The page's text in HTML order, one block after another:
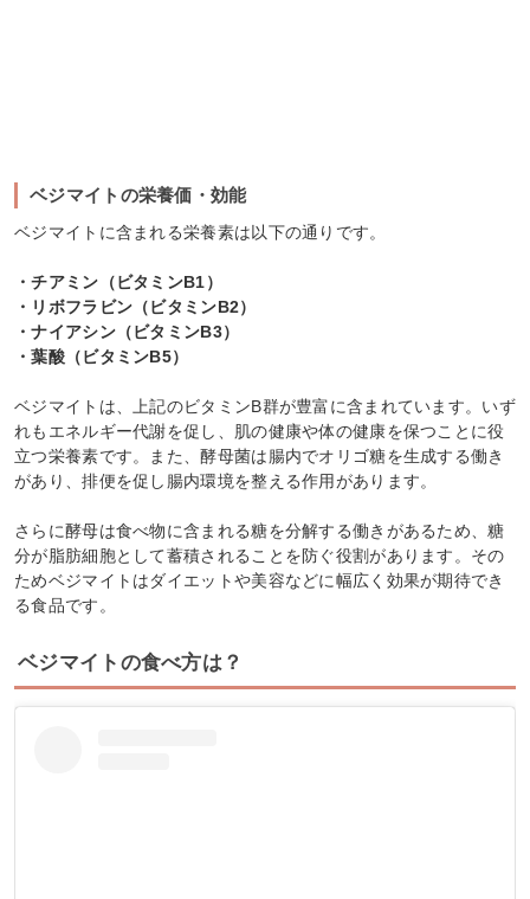
ベジマイトの栄養価・効能
ベジマイトに含まれる栄養素は以下の通りです。
・チアミン（ビタミンB1）
・リボフラビン（ビタミンB2）
・ナイアシン（ビタミンB3）
・葉酸（ビタミンB5）
ベジマイトは、上記のビタミンB群が豊富に含まれています。いず
れもエネルギー代謝を促し、肌の健康や体の健康を保つことに役
立つ栄養素です。また、酵母菌は腸内でオリゴ糖を生成する働き
があり、排便を促し腸内環境を整える作用があります。
さらに酵母は食べ物に含まれる糖を分解する働きがあるため、糖
分が脂肪細胞として蓄積されることを防ぐ役割があります。その
ためベジマイトはダイエットや美容などに幅広く効果が期待でき
る食品です。
ベジマイトの食べ方は？